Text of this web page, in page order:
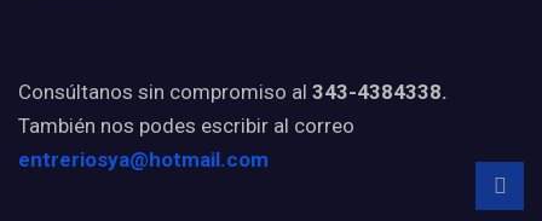
Consúltanos sin compromiso al 343-4384338.
También nos podes escribir al correo
entreriosya@hotmail.com